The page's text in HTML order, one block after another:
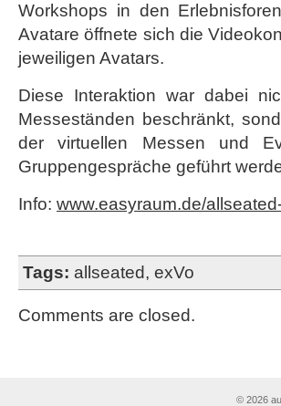
Workshops in den
Avatare öffnete sich die
jeweiligen Avatars.
Diese Interaktion war dabei
Messeständen beschränkt,
der virtuellen Messen und
Gruppengespräche geführt
Info: www.easyraum.de/
Tags: allseated, exVo
Comments are closed.
© 2026